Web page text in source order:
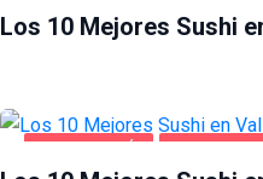
Los 10 Mejores Sushi